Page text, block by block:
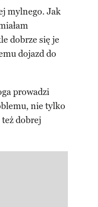
mylnego. Jak
dobrze się je
dojazd do
prowadzi
nie tylko
dobrej